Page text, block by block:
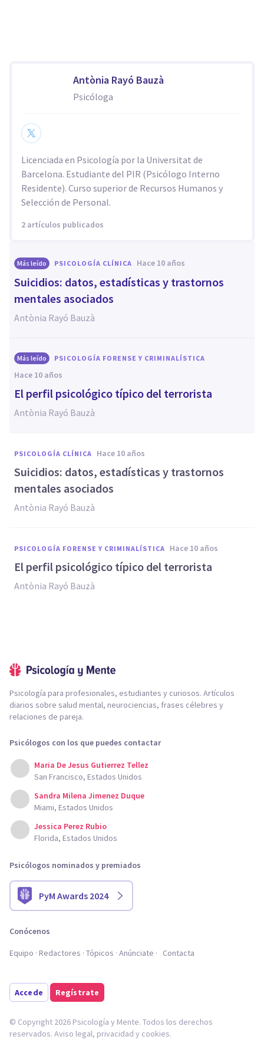
Antònia Rayó Bauzà
Psicóloga
Licenciada en Psicología por la Universitat de
Barcelona. Estudiante del PIR (Psicólogo Interno
Residente). Curso superior de Recursos Humanos y
Selección de Personal.
2 artículos publicados
Más leído PSICOLOGÍA CLÍNICA hace 10 años
Suicidios: datos, estadísticas y trastornos
mentales asociados
Antònia Rayó Bauzà
Más leído PSICOLOGÍA FORENSE Y CRIMINALÍSTICA
hace 10 años
​El perfil psicológico típico del terrorista
Antònia Rayó Bauzà
PSICOLOGÍA CLÍNICA hace 10 años
Suicidios: datos, estadísticas y trastornos
mentales asociados
Antònia Rayó Bauzà
PSICOLOGÍA FORENSE Y CRIMINALÍSTICA hace 10 años
​El perfil psicológico típico del terrorista
Antònia Rayó Bauzà
Psicología para profesionales, estudiantes y curiosos. Artículos
diarios sobre salud mental, neurociencias, frases célebres y
relaciones de pareja.
Psicólogos con los que puedes contactar
Maria De Jesus Gutierrez Tellez
San Francisco, Estados Unidos
Sandra Milena Jimenez Duque
Miami, Estados Unidos
Jessica Perez Rubio
Florida, Estados Unidos
Psicólogos nominados y premiados
PyM Awards 2024
Conócenos
Equipo Redactores Tópicos Anúnciate Contacta
Accede Regístrate
© Copyright 2026 Psicología y Mente. Todos los derechos
reservados. Aviso legal, privacidad y cookies.